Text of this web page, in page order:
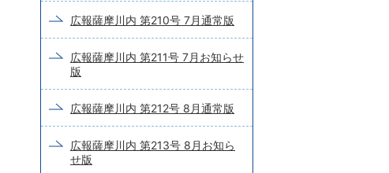
広報薩摩川内 第210号 7月通常版
広報薩摩川内 第211号 7月お知らせ
版
広報薩摩川内 第212号 8月通常版
広報薩摩川内 第213号 8月お知ら
せ版